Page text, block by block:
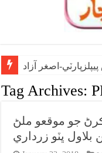
اصغر آزاد
Tag Archives:
ڪرڻ جو موقعو ملڻ
ڀٽو زرداري